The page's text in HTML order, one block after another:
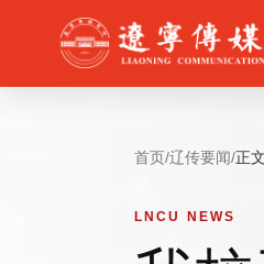
首页/辽传要闻/正
LNCU NEWS